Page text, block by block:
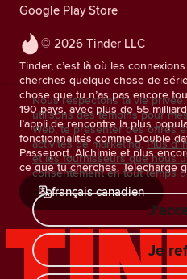
© 2026 Tinder LLC
Tinder, c’est là où les
cherches quelque chose de
chose que tu n’as pas encore
190 pays, avec plus de 55
l’appli de rencontre la plus
fonctionnalités comme Double
Passeport, Alchimie et plus
ce que tu cherches. Télécharge
français canadien
Google Play Store
Nous respectons ta vie
utilisons des témoins pour
Web, te présenter des offres
activités de marketing. Plus
et les fournisseurs que nous
consentement en tout temps
Je